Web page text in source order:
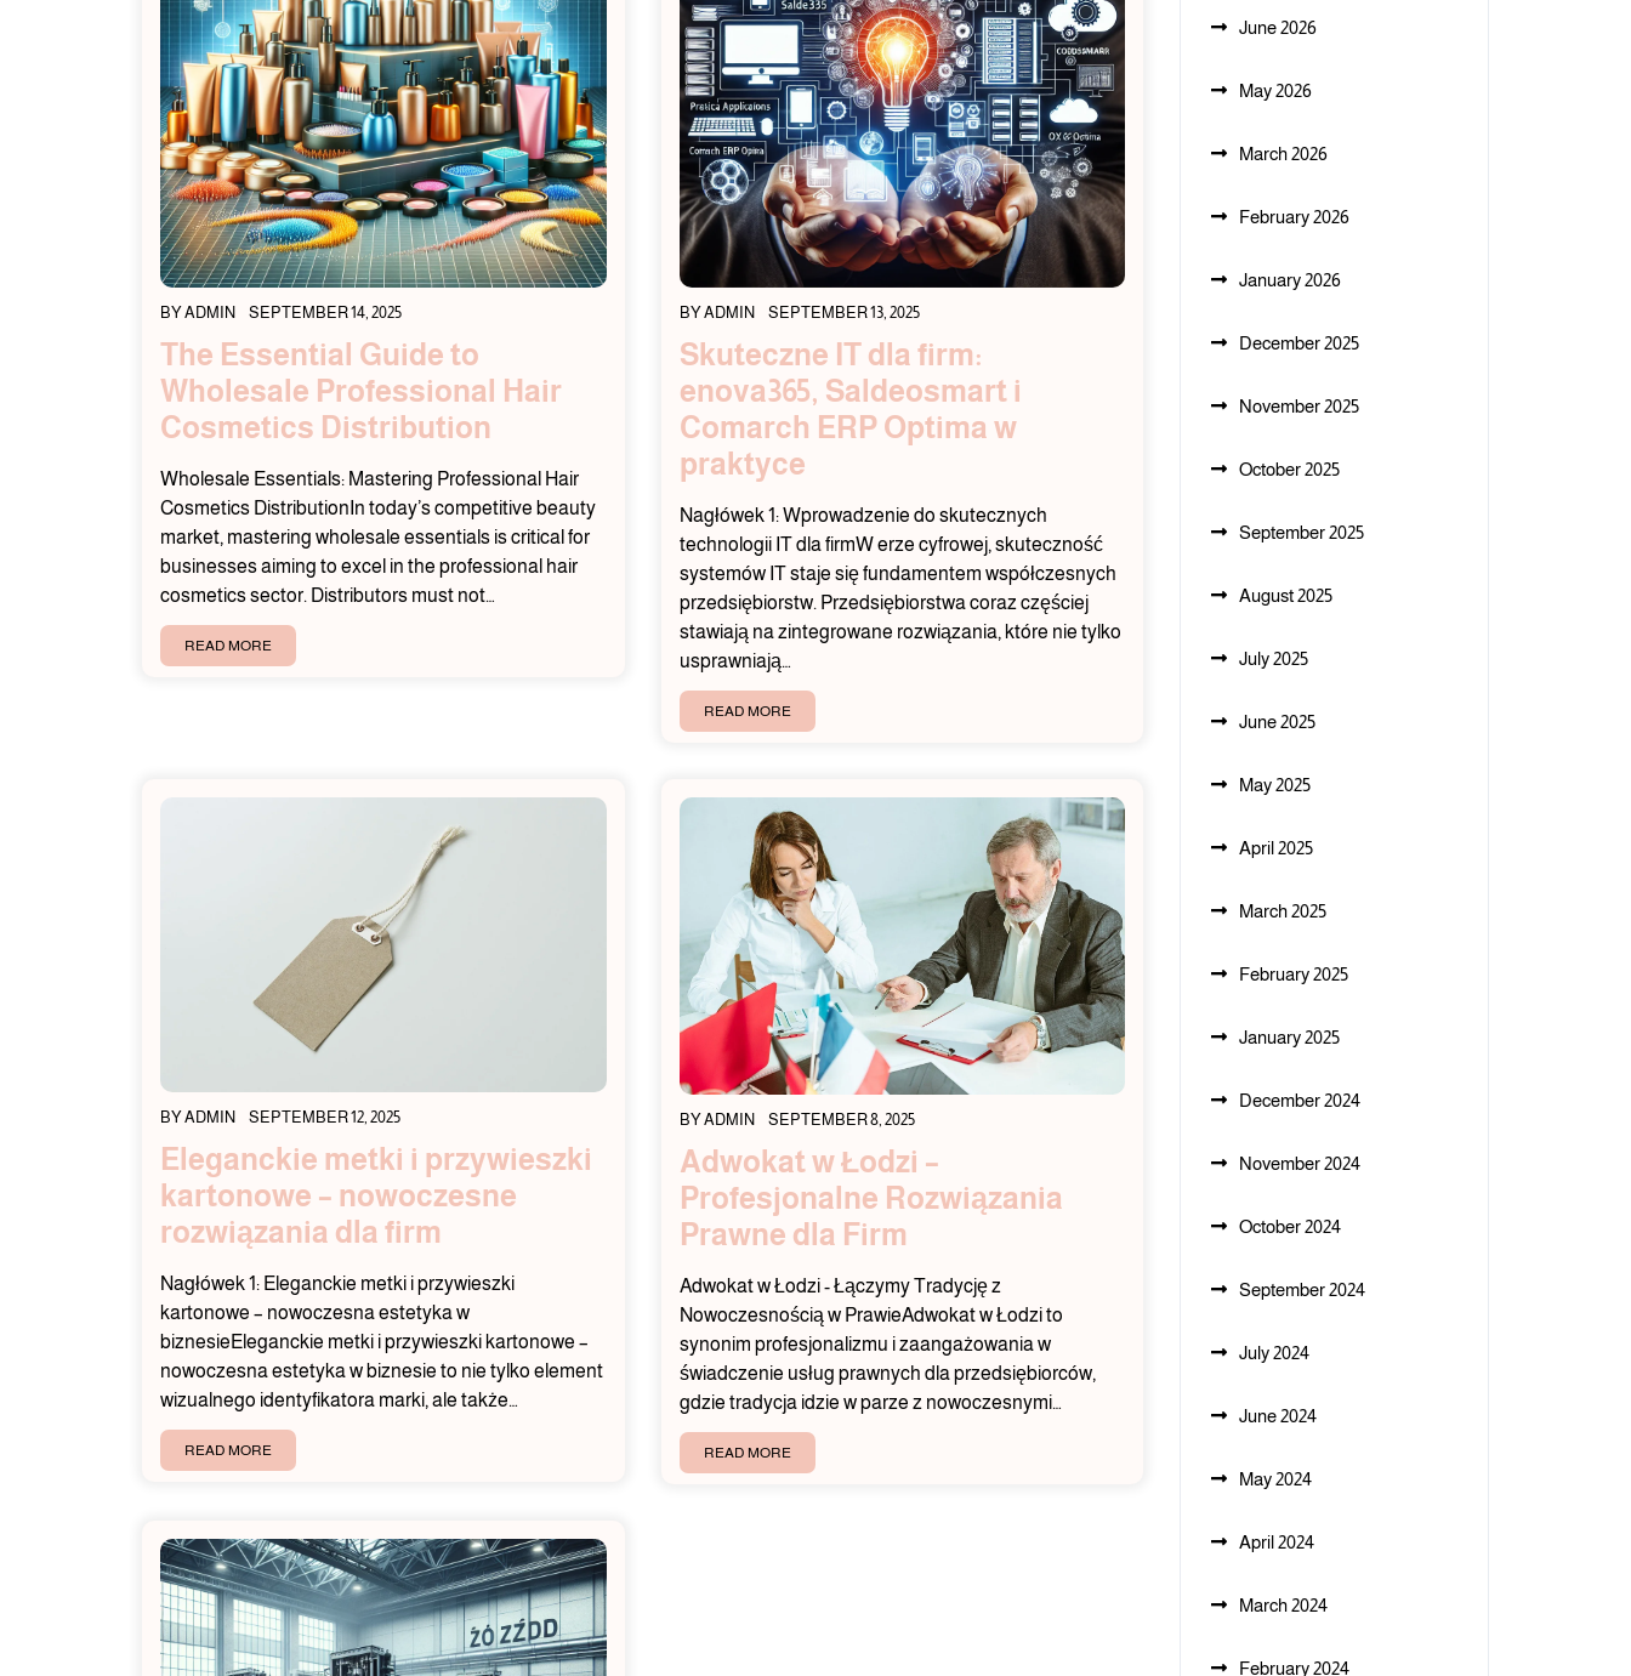
BYADMIN SEPTEMBER 14, 2025
The Essential Guide to
Wholesale Professional Hair
Cosmetics Distribution
Wholesale Essentials: Mastering Professional Hair
Cosmetics DistributionIn today’s competitive beauty
market, mastering wholesale essentials is critical for
businesses aiming to excel in the professional hair
cosmetics sector. Distributors must not…
READ MORE
BYADMIN SEPTEMBER 13, 2025
Skuteczne IT dla firm:
enova365, Saldeosmart i
Comarch ERP Optima w
praktyce
Nagłówek 1: Wprowadzenie do skutecznych
technologii IT dla firmW erze cyfrowej, skuteczność
systemów IT staje się fundamentem współczesnych
przedsiębiorstw. Przedsiębiorstwa coraz częściej
stawiają na zintegrowane rozwiązania, które nie tylko
usprawniają…
READ MORE
BYADMIN SEPTEMBER 12, 2025
Eleganckie metki i przywieszki
kartonowe – nowoczesne
rozwiązania dla firm
Nagłówek 1: Eleganckie metki i przywieszki
kartonowe – nowoczesna estetyka w
biznesieEleganckie metki i przywieszki kartonowe –
nowoczesna estetyka w biznesie to nie tylko element
wizualnego identyfikatora marki, ale także…
READ MORE
BYADMIN SEPTEMBER 8, 2025
Adwokat w Łodzi –
Profesjonalne Rozwiązania
Prawne dla Firm
Adwokat w Łodzi - Łączymy Tradycję z
Nowoczesnością w PrawieAdwokat w Łodzi to
synonim profesjonalizmu i zaangażowania w
świadczenie usług prawnych dla przedsiębiorców,
gdzie tradycja idzie w parze z nowoczesnymi…
READ MORE
June 2026
May 2026
March 2026
February 2026
January 2026
December 2025
November 2025
October 2025
September 2025
August 2025
July 2025
June 2025
May 2025
April 2025
March 2025
February 2025
January 2025
December 2024
November 2024
October 2024
September 2024
July 2024
June 2024
May 2024
April 2024
March 2024
February 2024